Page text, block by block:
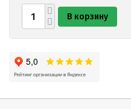
пюре яблочное
стабилизаторы (пектин
Е1422)
ароматизаторы. Может
рекомендуется при
В корзину